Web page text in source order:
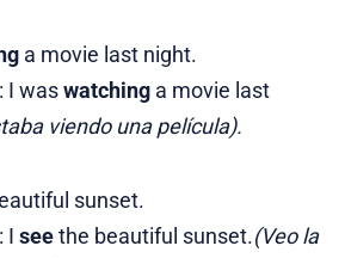
a movie last night.
: I waswatching a movie last
viendo una película).
sunset.
: I seethe beautiful sunset.(Veo la